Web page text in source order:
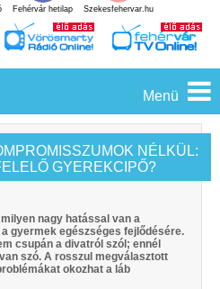
Fehérvár hetilap Szekesfehervar.hu
Menü
NÉLKÜL:
GYEREKCIPŐ?
nagy hatással van a
gyermek egészséges fejlődésére.
csupán a divatról szól; ennél
szó. A rosszul megválasztott
okozhat a láb